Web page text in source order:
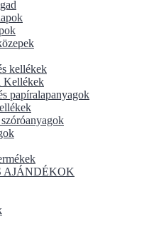
kellékek
Kellékek
papíralapanyagok
AJÁNDÉKOK